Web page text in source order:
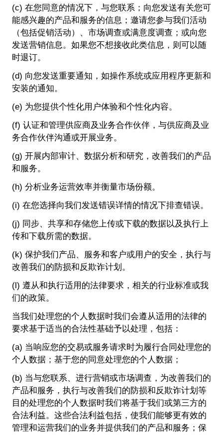
(c) 在您同意的情况下，与您联系；向您发送有关您可
能感兴趣的产品和服务的信息；邀请您参与我们活动
（包括促销活动）、市场调查或满意度调查；或向您
发送营销信息。如果您不想接收此类信息，则可以随
时退订。
(d) 向您发送重要通知，如操作系统或应用程序更新和
安装的通知。
(e) 为您提供个性化用户体验和个性化内容。
(f) 认证和管理供应商及业务合作伙伴，与供应商及业
务合作伙伴沟通或开展业务。
(g) 开展内部审计、数据分析和研究，改善我们的产品
和服务。
(h) 分析业务运营效率并衡量市场份额。
(i) 在您选择向我们发送错误详情的情况下排查错误。
(j) 同步、共享和存储您上传或下载的数据以及执行上
传和下载所需的数据。
(k) 保护我们产品、服务和客户或用户的安全，执行与
改善我们的防损和反欺诈计划。
(l) 遵从和执行适用的法律要求，相关的行业标准或我
们的政策。
当我们处理您的个人数据时我们会遵从适用的法律的
要求基于适当的合法性基础予以处理，包括：
(a) 当响应您的交易或服务请求时为履行合同处理您的
个人数据；基于您的同意处理您的个人数据；
(b) 当与您联系、进行营销或市场调查，为改善我们的
产品和服务，执行与改善我们的防损和反欺诈计划等
目的处理您的个人数据时我们将基于我们或第三方的
合法利益。这些合法利益包括，使我们能够更有效的
管理和运营我们的业务并提供我们的产品和服务；保